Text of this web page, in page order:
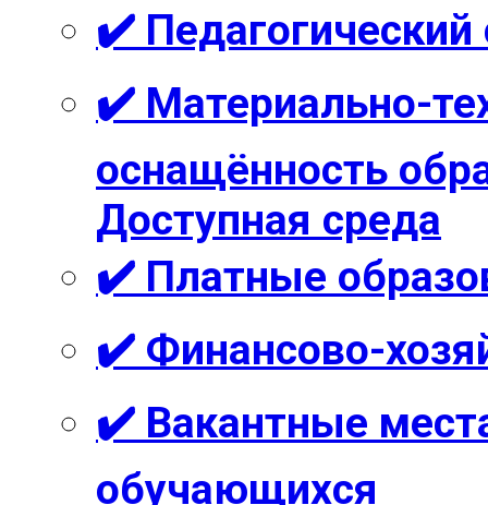
✔️ Педагогический
✔️ Материально-
оснащённость
Доступная среда
✔️ Платные
✔️ Финансово-
✔️ Вакантные
обучающихся